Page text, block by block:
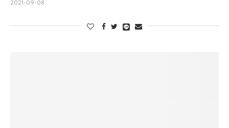
2021-09-08